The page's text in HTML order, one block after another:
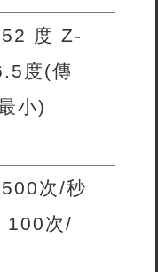
度 Z-
度(傳
小)
次/秒
100次/